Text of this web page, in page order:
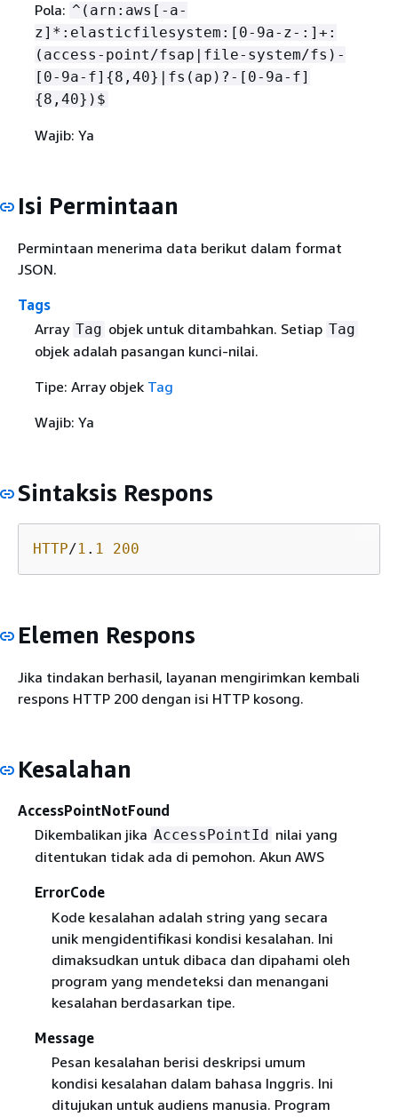
Pola: ^(arn:aws[-a-
z]*:elasticfilesystem:[0-9a-z-:]+:
(access-point/fsap|file-system/fs)-
[0-9a-f] {8,40}|fs(ap)?-[0-9a-f]
{8,40})$
Wajib: Ya
Isi Permintaan
Permintaan menerima data berikut dalam format
JSON.
Tags
Array Tag objek untuk ditambahkan. Setiap Tag
objek adalah pasangan kunci-nilai.
Tipe: Array objek Tag
Wajib: Ya
Sintaksis Respons
HTTP/1 . 1 200
Elemen Respons
Jika tindakan berhasil, layanan mengirimkan kembali
respons HTTP 200 dengan isi HTTP kosong.
Kesalahan
AccessPointNotFound
Dikembalikan jika AccessPointId nilai yang
ditentukan tidak ada di pemohon. Akun AWS
ErrorCode
Kode kesalahan adalah string yang secara
unik mengidentifikasi kondisi kesalahan. Ini
dimaksudkan untuk dibaca dan dipahami oleh
program yang mendeteksi dan menangani
kesalahan berdasarkan tipe.
Message
Pesan kesalahan berisi deskripsi umum
kondisi kesalahan dalam bahasa Inggris. Ini
ditujukan untuk audiens manusia. Program